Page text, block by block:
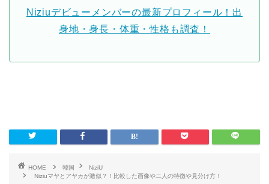
Niziuデビューメンバーの最新プロフィール！出
身地・身長・体重・性格も調査！
HOME 韓国
NiziU
Niziuマヤとアヤカが激似？！比較した画像や二人の特徴や見分け方！